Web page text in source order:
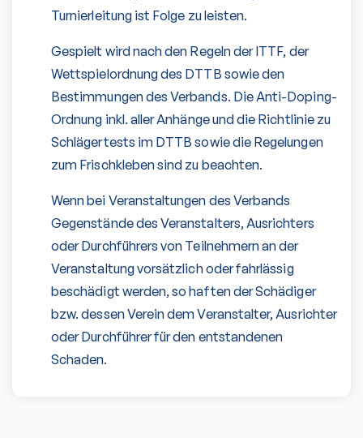
Turnierleitung ist Folge zu leisten.
Gespielt wird nach den Regeln der ITTF, der
Wettspielordnung des DTTB sowie den
Bestimmungen des Verbands. Die Anti-Doping-
Ordnung inkl. aller Anhänge und die Richtlinie zu
Schlägertests im DTTB sowie die Regelungen
zum Frischkleben sind zu beachten.
Wenn bei Veranstaltungen des Verbands
Gegenstände des Veranstalters, Ausrichters
oder Durchführers von Teilnehmern an der
Veranstaltung vorsätzlich oder fahrlässig
beschädigt werden, so haften der Schädiger
bzw. dessen Verein dem Veranstalter, Ausrichter
oder Durchführer für den entstandenen
Schaden.